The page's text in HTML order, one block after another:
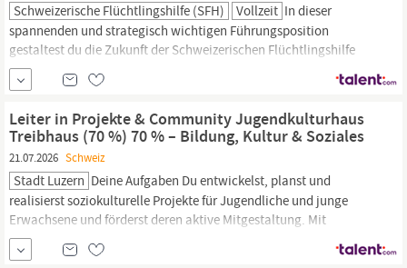
Schweizerische Flüchtlingshilfe (SFH) Vollzeit In dieser
spannenden und strategisch wichtigen Führungsposition
gestaltest du die Zukunft der Schweizerischen Flüchtlingshilfe
aktiv mit und verantwortest die nationale
Organisation. Mit deinem Team schaffst du Angebote, die
Perspektiven zusammenbringen und einen wichtigen...
Leiter in Projekte & Community Jugendkulturhaus
Treibhaus (70 %) 70 % – Bildung, Kultur & Soziales
21.07.2026 Schweiz
Stadt Luzern Deine Aufgaben Du entwickelst, planst und
realisierst soziokulturelle Projekte für Jugendliche und junge
Erwachsene und förderst deren aktive Mitgestaltung. Mit
«Mitmach»-Projekten begeisterst du Jugendliche für das
Treibhaus und seine Angebote. Du hältst Präsentationen an